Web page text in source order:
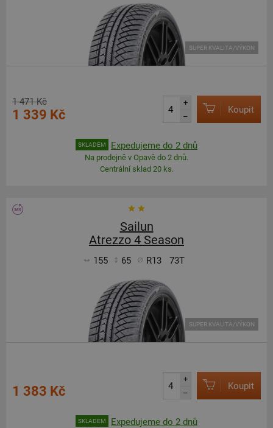
SUPER KVALITA/VÝKON
1 471 Kč
1 339 Kč
+
–
Koupit
SKLADEM Expedujeme do 2 dnů
Na prodejně v Opavě do 2 dnů.
Centrální sklad 20 ks.
Sailun
Atrezzo 4 Season
155 65 R13 73T
SUPER KVALITA/VÝKON
1 383 Kč
+
–
Koupit
SKLADEM Expedujeme do 2 dnů